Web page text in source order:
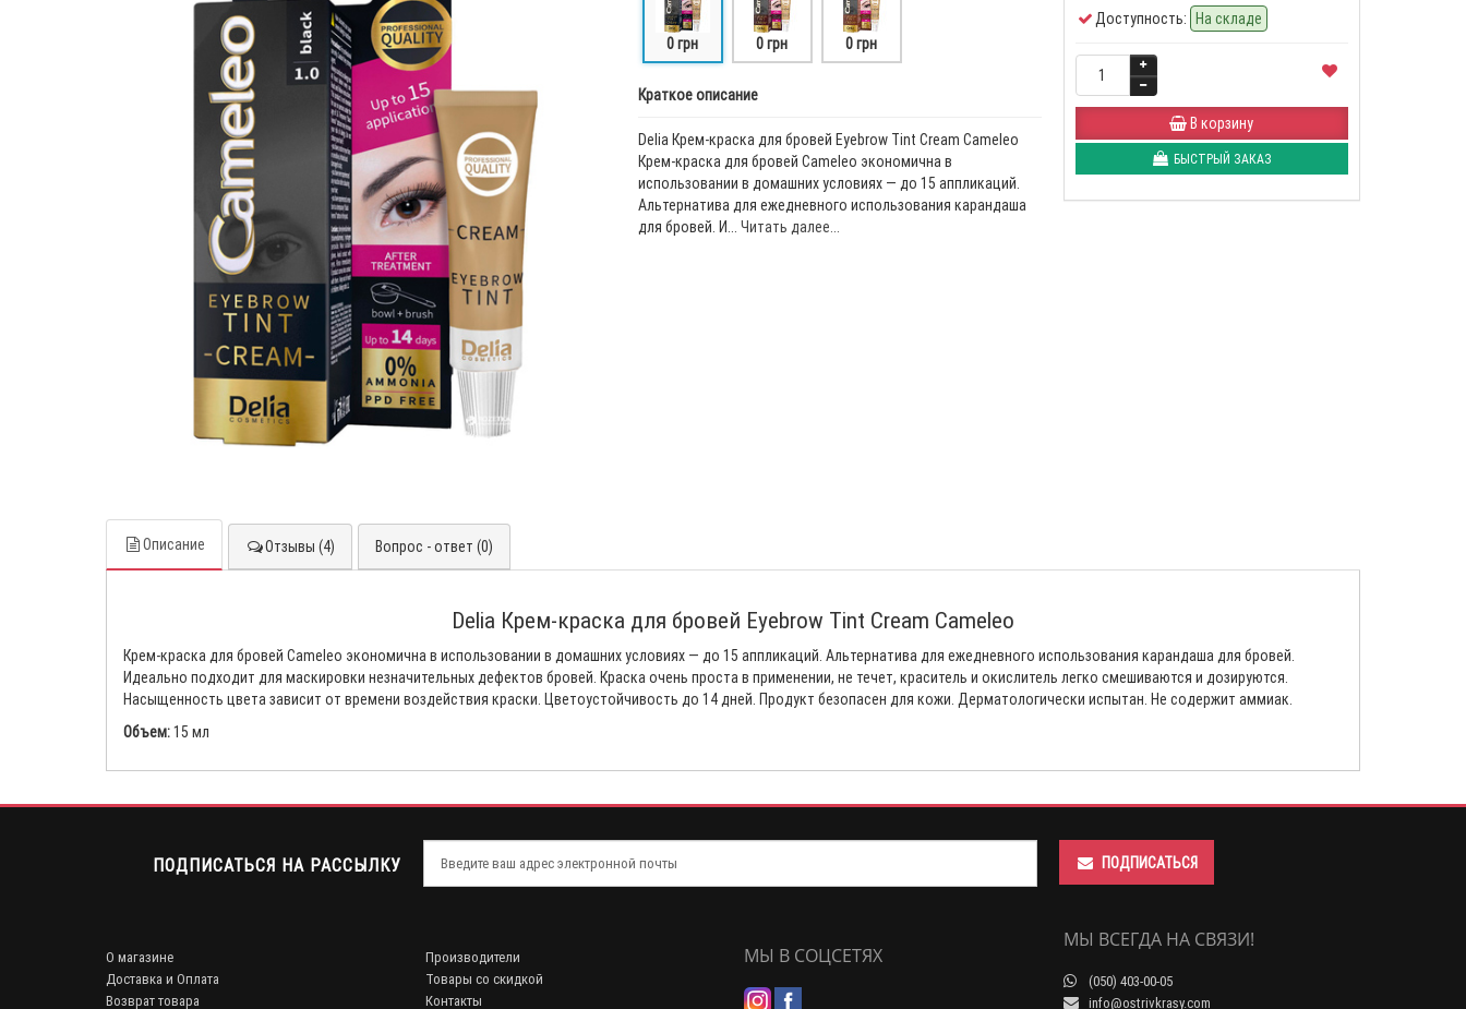
0 грн 0 грн 0 грн
Краткое описание
Delia Крем-краска для бровей Eyebrow Tint Cream Cameleo
Крем-краска для бровей Cameleo экономична в
использовании в домашних условиях — до 15 аппликаций.
Альтернатива для ежедневного использования карандаша
для бровей. И... Читать далее...
Доступность: На складе
В корзину
БЫСТРЫЙ ЗАКАЗ
Описание Отзывы (4) Вопрос - ответ (0)
Delia Крем-краска для бровей Eyebrow Tint Cream Cameleo
Крем-краска для бровей Cameleo экономична в использовании в домашних условиях — до 15 аппликаций. Альтернатива для ежедневного использования карандаша для бровей.
Идеально подходит для маскировки незначительных дефектов бровей. Краска очень проста в применении, не течет, краситель и окислитель легко смешиваются и дозируются.
Насыщенность цвета зависит от времени воздействия краски. Цветоустойчивость до 14 дней. Продукт безопасен для кожи. Дерматологически испытан. Не содержит аммиак.
Объем:15 мл
ПОДПИСАТЬСЯ НА РАССЫЛКУ ПОДПИСАТЬСЯ
О магазине
Доставка и Оплата
Возврат товара
Производители
Товары со скидкой
Контакты
МЫ В СОЦСЕТЯХ
МЫ ВСЕГДА НА СВЯЗИ!
(050) 403-00-05
info@ostrivkrasy.com